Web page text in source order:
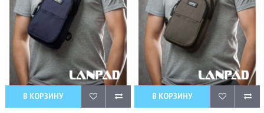
В КОРЗИНУ В КОРЗИНУ